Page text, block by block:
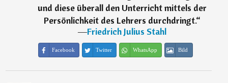
und diese überall den Unterricht mittels der
Persönlichkeit des Lehrers durchdringt.“
―Friedrich Julius Stahl
Facebook Twitter WhatsApp Bild